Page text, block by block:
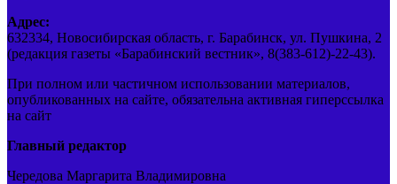
Адрес:
632334, Новосибирская область, г. Барабинск, ул. Пушкина, 2
(редакция газеты «Барабинский вестник», 8(383-612)-22-43).
При полном или частичном использовании материалов,
опубликованных на сайте, обязательна активная гиперссылка
на сайт
Главный редактор
Чередова Маргарита Владимировна